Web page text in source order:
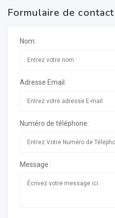
Formulaire de contact
Nom:
Adresse Email:
Numéro de téléphone:
Message :